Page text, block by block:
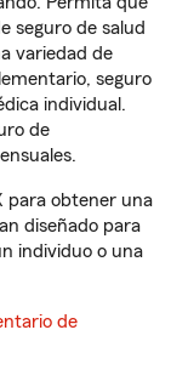
seguro de salud
variedad de
seguro
individual.
de
para obtener una
diseñado para
individuo o una
de